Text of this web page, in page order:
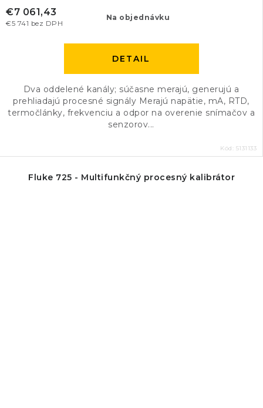
Na objednávku
€5 741 bez DPH
€7 061,43
DETAIL
Dva oddelené kanály; súčasne merajú, generujú a
prehliadajú procesné signály Merajú napätie, mA, RTD,
termočlánky, frekvenciu a odpor na overenie snímačov a
senzorov...
Kód: 5131133
Fluke 725 - Multifunkčný procesný kalibrátor